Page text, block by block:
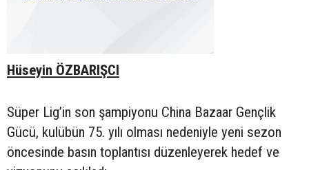
Hüseyin ÖZBARIŞCI
Süper Lig’in son şampiyonu China Bazaar Gençlik
Gücü, kulübün 75. yılı olması nedeniyle yeni sezon
öncesinde basın toplantısı düzenleyerek hedef ve